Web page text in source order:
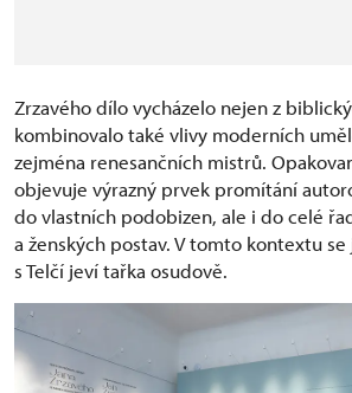
Zrzavého dílo vycházelo nejen z
kombinovalo také vlivy moderních
zejména renesančních mistrů.
objevuje výrazný prvek promítání
do vlastních podobizen, ale i do celé
a ženských postav. V tomto kontextu
s Telčí jeví tařka osudově.